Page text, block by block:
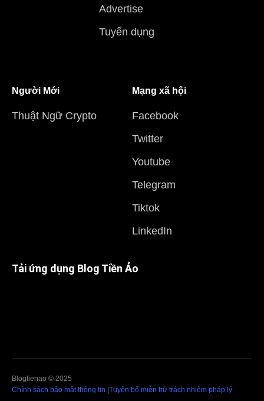
Advertise
Tuyển dụng
Người Mới
Thuật Ngữ Crypto
Mạng xã hội
Facebook
Twitter
Youtube
Telegram
Tiktok
LinkedIn
Tải ứng dụng Blog Tiền Ảo
Blogtienao © 2025
Chính sách bảo mật thông tin Tuyên bố miễn trừ trách nhiệm pháp lý